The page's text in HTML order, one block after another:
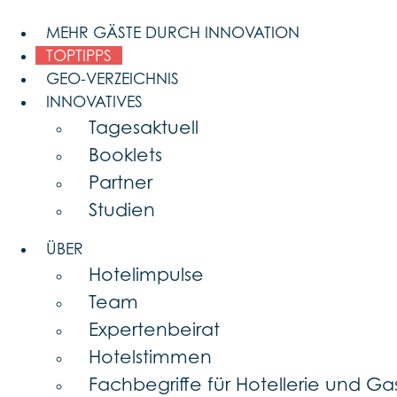
content
MEHR GÄSTE DURCH INNOVATION
TOPTIPPS
GEO-VERZEICHNIS
INNOVATIVES
Tagesaktuell
Booklets
Partner
Studien
ÜBER
Hotelimpulse
Team
Expertenbeirat
Hotelstimmen
Fachbegriffe für Hotellerie und